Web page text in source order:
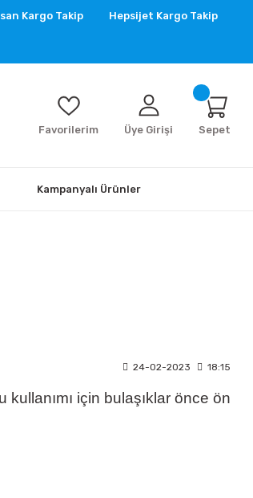
Kargo Takip Hepsijet Kargo Takip
Favorilerim Üye Girişi Sepet
Kampanyalı Ürünler
24-02-2023 18:15
için bulaşıklar önce ön